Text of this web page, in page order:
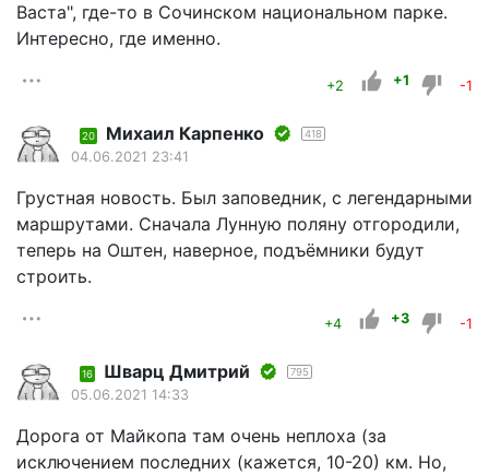
Васта", где-то в Сочинском национальном парке.
Интересно, где именно.
+2 +1 -1
20 Михаил Карпенко 418
04.06.2021 23:41
Грустная новость. Был заповедник, с легендарными
маршрутами. Сначала Лунную поляну отгородили,
теперь на Оштен, наверное, подъёмники будут
строить.
+4 +3 -1
16 Шварц Дмитрий 795
05.06.2021 14:33
Дорога от Майкопа там очень неплоха (за
исключением последних (кажется, 10-20) км. Но,